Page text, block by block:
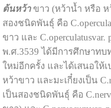
ต้นหว้าขาว (หว้าน้ำ หรือ ห
สองชนิดพันธุ์ คือ
ขาว และ C.operculatusvar.
พ.ศ.3539 ได้มีการศึกษาทบ
ใหม่อีกครั้ง และได้เสนอให้
หว้าขาว และมะเกี๋ยงเป็น
เป็นสองชนิดพันธุ์ คือ